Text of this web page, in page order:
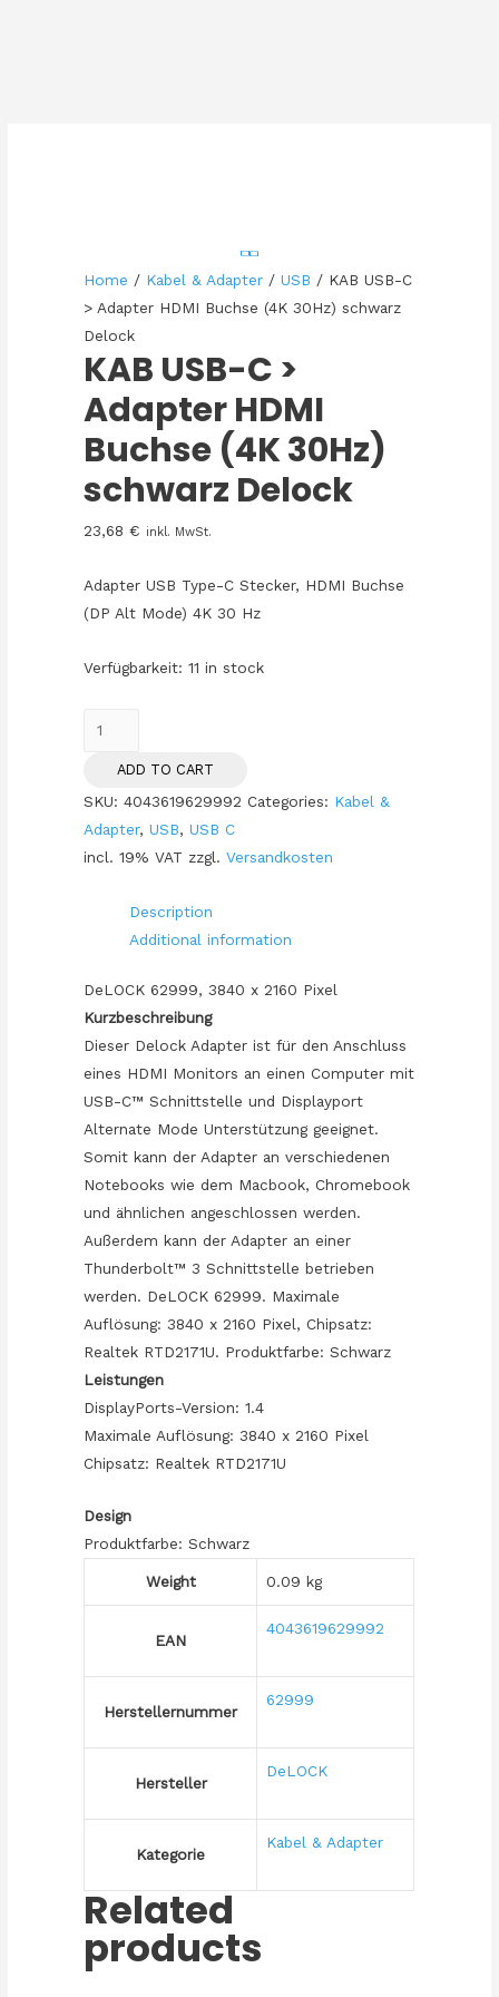
Home / Kabel & Adapter /USB / KAB USB-C
> Adapter HDMI Buchse (4K 30Hz) schwarz
Delock
KAB USB-C >
Adapter HDMI
Buchse (4K 30Hz)
schwarz Delock
23,68€ inkl. MwSt.
Adapter USB Type-C Stecker, HDMI Buchse
(DP Alt Mode) 4K 30 Hz
Verfügbarkeit: 11 in stock
>
Adapter
HDMI
Delock
quantity
ADD TO CART
SKU:4043619629992 Categories: Kabel &
Adapter,USB,USB C
incl. 19% VAT zzgl.Versandkosten
Description
Additional information
DeLOCK 62999, 3840 x 2160 Pixel
Kurzbeschreibung
Dieser Delock Adapter ist für den Anschluss
eines HDMI Monitors an einen Computer mit
USB-C™ Schnittstelle und Displayport
Alternate Mode Unterstützung geeignet.
Somit kann der Adapter an verschiedenen
Notebooks wie dem Macbook, Chromebook
und ähnlichen angeschlossen werden.
Außerdem kann der Adapter an einer
Thunderbolt™ 3 Schnittstelle betrieben
werden. DeLOCK 62999. Maximale
Auflösung: 3840 x 2160 Pixel, Chipsatz:
Realtek RTD2171U. Produktfarbe: Schwarz
Leistungen
DisplayPorts-Version: 1.4
Maximale Auflösung: 3840 x 2160 Pixel
Chipsatz: Realtek RTD2171U
Design
Produktfarbe: Schwarz
Weight 0.09 kg
EAN
4043619629992
Herstellernummer
62999
Hersteller
DeLOCK
Kategorie
Kabel & Adapter
Related
products